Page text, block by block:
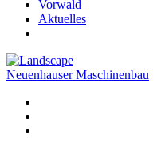
Vorwald
Aktuelles
Neuenhauser Maschinenbau